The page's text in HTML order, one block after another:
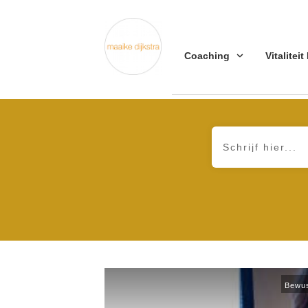
Coaching Vitaliteit